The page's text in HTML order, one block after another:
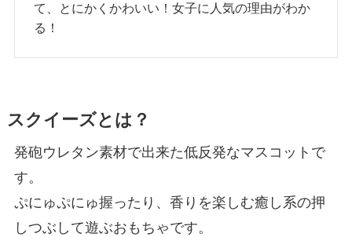
て、とにかくかわいい！女子に人気の理由がわか
る！
スクイーズとは？
発砲ウレタン素材で出来た低反発なマスコットで
す。
ぷにゅぷにゅ握ったり、香りを楽しむ癒し系の押
しつぶして遊ぶおもちゃです。